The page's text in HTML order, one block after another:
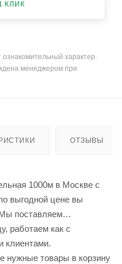
КЛИК
ознакомительный характер.
менеджером при
ОТЗЫВЫ
1000м в Москве с
выгодной цене вы
поставляем
работаем как с
клиентами.
нужные товары в корзину